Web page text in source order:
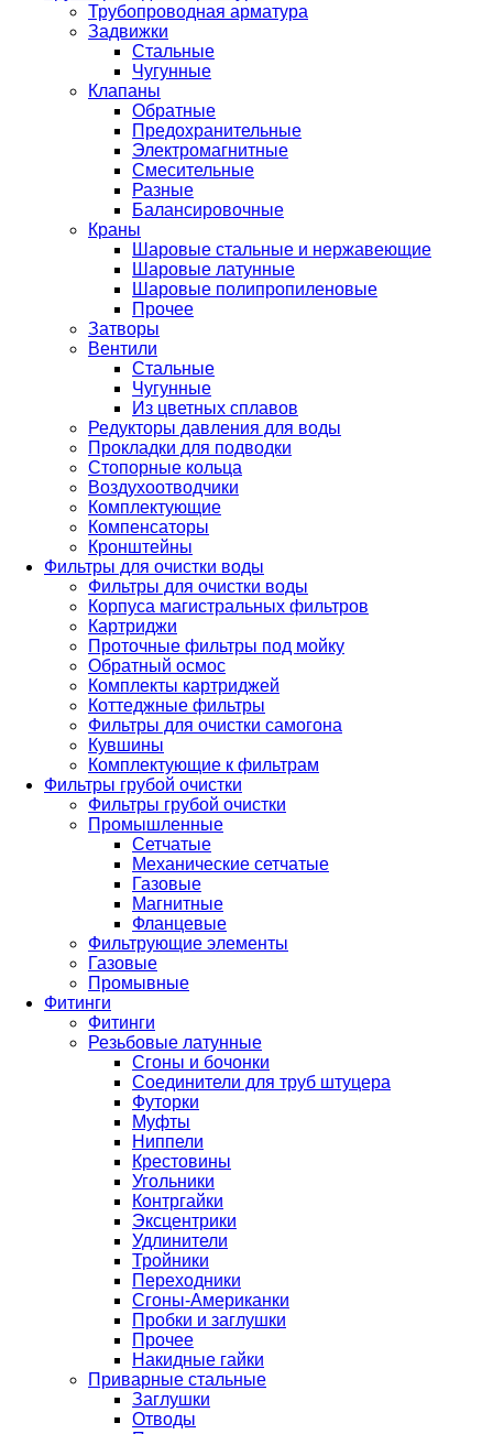
Трубопроводная арматура
Задвижки
Стальные
Чугунные
Клапаны
Обратные
Предохранительные
Электромагнитные
Смесительные
Разные
Балансировочные
Краны
Шаровые стальные и нержавеющие
Шаровые латунные
Шаровые полипропиленовые
Прочее
Затворы
Вентили
Стальные
Чугунные
Из цветных сплавов
Редукторы давления для воды
Прокладки для подводки
Стопорные кольца
Воздухоотводчики
Комплектующие
Компенсаторы
Кронштейны
Фильтры для очистки воды
Фильтры для очистки воды
Корпуса магистральных фильтров
Картриджи
Проточные фильтры под мойку
Обратный осмос
Комплекты картриджей
Коттеджные фильтры
Фильтры для очистки самогона
Кувшины
Комплектующие к фильтрам
Фильтры грубой очистки
Фильтры грубой очистки
Промышленные
Сетчатые
Механические сетчатые
Газовые
Магнитные
Фланцевые
Фильтрующие элементы
Газовые
Промывные
Фитинги
Фитинги
Резьбовые латунные
Сгоны и бочонки
Соединители для труб штуцера
Футорки
Муфты
Ниппели
Крестовины
Угольники
Контргайки
Эксцентрики
Удлинители
Тройники
Переходники
Сгоны-Американки
Пробки и заглушки
Прочее
Накидные гайки
Приварные стальные
Заглушки
Отводы